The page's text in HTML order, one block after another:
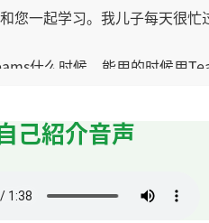
您一起学习。我儿子每天很忙
什么时候，能用的时候用
己紹介音声